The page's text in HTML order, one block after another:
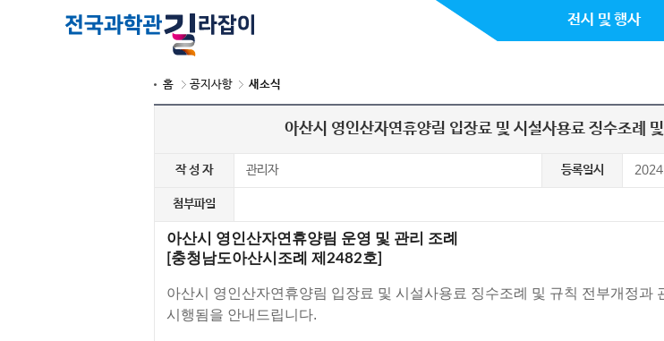
전시 및 행사
홈 공지사항 새소식
아산시 영인산자연휴양림 입장료 및 시설사용료 징수조례
작 성 자 관리자 등록일시
첨부파일
아산시 영인산자연휴양림 운영 및 관리 조례
[충청남도아산시조례 제2482호]
아산시 영인산자연휴양림 입장료 및 시설사용료 징수조례 및 규칙 전부개정과
시행됨을 안내드립니다.